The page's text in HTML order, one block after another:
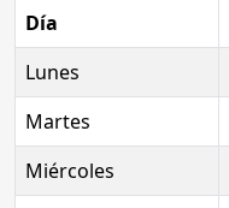
Día
Lunes
Martes
Miércoles